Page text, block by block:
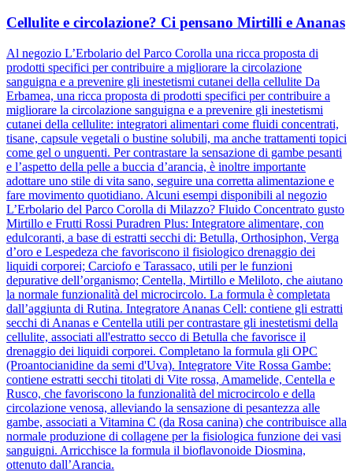
Cellulite e circolazione? Ci pensano Mirtilli e Ananas
Al negozio L’Erbolario del Parco Corolla una ricca proposta di
prodotti specifici per contribuire a migliorare la circolazione
sanguigna e a prevenire gli inestetismi cutanei della cellulite Da
Erbamea, una ricca proposta di prodotti specifici per contribuire a
migliorare la circolazione sanguigna e a prevenire gli inestetismi
cutanei della cellulite: integratori alimentari come fluidi concentrati,
tisane, capsule vegetali o bustine solubili, ma anche trattamenti topici
come gel o unguenti. Per contrastare la sensazione di gambe pesanti
e l’aspetto della pelle a buccia d’arancia, è inoltre importante
adottare uno stile di vita sano, seguire una corretta alimentazione e
fare movimento quotidiano. Alcuni esempi disponibili al negozio
L’Erbolario del Parco Corolla di Milazzo? Fluido Concentrato gusto
Mirtillo e Frutti Rossi Puradren Plus: Integratore alimentare, con
edulcoranti, a base di estratti secchi di: Betulla, Orthosiphon, Verga
d’oro e Lespedeza che favoriscono il fisiologico drenaggio dei
liquidi corporei; Carciofo e Tarassaco, utili per le funzioni
depurative dell’organismo; Centella, Mirtillo e Meliloto, che aiutano
la normale funzionalità del microcircolo. La formula è completata
dall’aggiunta di Rutina. Integratore Ananas Cell: contiene gli estratti
secchi di Ananas e Centella utili per contrastare gli inestetismi della
cellulite, associati all'estratto secco di Betulla che favorisce il
drenaggio dei liquidi corporei. Completano la formula gli OPC
(Proantocianidine da semi d'Uva). Integratore Vite Rossa Gambe:
contiene estratti secchi titolati di Vite rossa, Amamelide, Centella e
Rusco, che favoriscono la funzionalità del microcircolo e della
circolazione venosa, alleviando la sensazione di pesantezza alle
gambe, associati a Vitamina C (da Rosa canina) che contribuisce alla
normale produzione di collagene per la fisiologica funzione dei vasi
sanguigni. Arricchisce la formula il bioflavonoide Diosmina,
ottenuto dall’Arancia.